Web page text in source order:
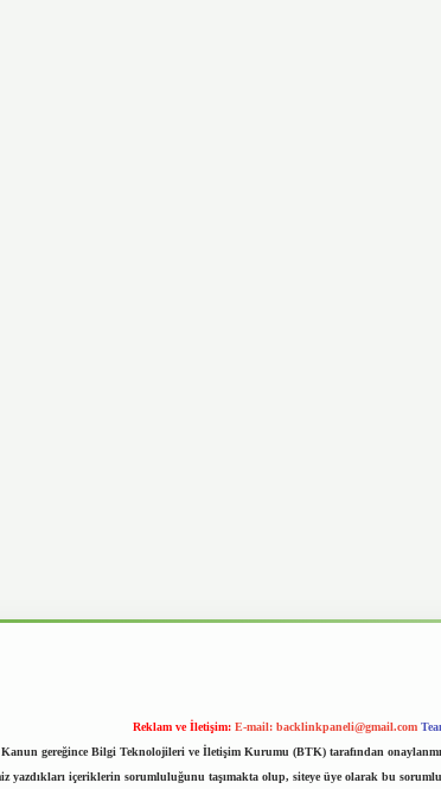
Reklam ve İletişim: E-mail: backlinkpaneli@gmail.com
Kanun gereğince Bilgi Teknolojileri ve İletişim Kurumu (BTK) tarafından
yazdıkları içeriklerin sorumluluğunu taşımakta olup, siteye üye olarak bu